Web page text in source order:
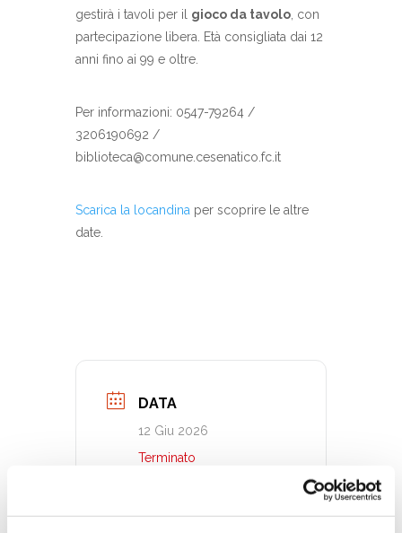
gestirà i tavoli per il gioco da tavolo , con
partecipazione libera. Età consigliata dai 12
anni fino ai 99 e oltre.
Per informazioni: 0547-79264 /
3206190692 /
biblioteca@comune.cesenatico.fc.it
Scarica la locandina per scoprire le altre
date.
DATA
12 Giu 2026
Terminato
ORA